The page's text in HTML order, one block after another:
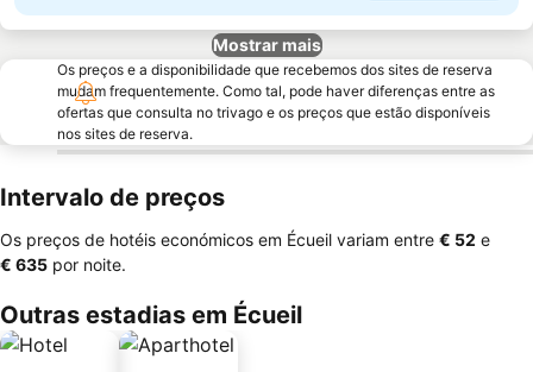
Mostrar mais
Os preços e a disponibilidade que recebemos dos sites de reserva
mudam frequentemente. Como tal, pode haver diferenças entre as
ofertas que consulta no trivago e os preços que estão disponíveis
nos sites de reserva.
Intervalo de preços
Os preços de hotéis económicos em Écueil variam entre ‎€ 52 e
‎€ 635 por noite.
Outras estadias em Écueil